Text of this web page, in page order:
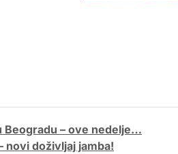
Beogradu – ove nedelje…
novi doživljaj jamba!